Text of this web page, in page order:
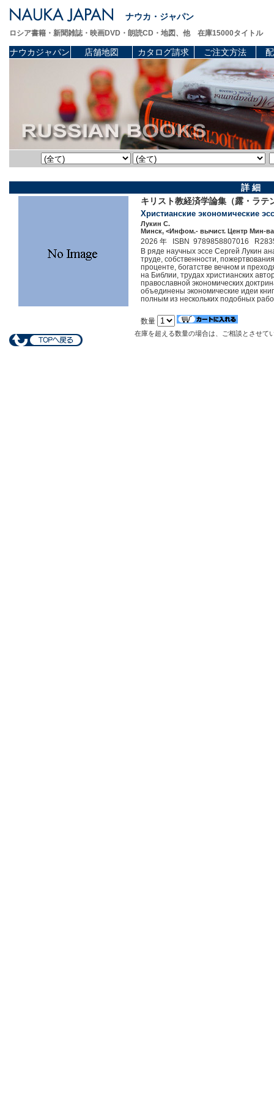
ナウカ・ジャパン
ロシア書籍・新聞雑誌・映画DVD・朗読CD・地図、他 在庫15000タイトル
ナウカジャパン 店舗地図 カタログ請求 ご注文方法
詳 細
キリスト教経済学論集（露・ラテ
Христианские экономические
Лукин С.
Минск, <Инфом.- вычист. Центр Мин-
2026 年 ISBN 9789858807016
В ряде научных эссе Сергей Лукин
труде, собственности,
проценте, богатстве вечном и
на Библии, трудах христианских
православной экономических
объединены экономические идеи
полным из нескольких подобных
数量
在庫を超える数量の場合は、ご相談とさせて